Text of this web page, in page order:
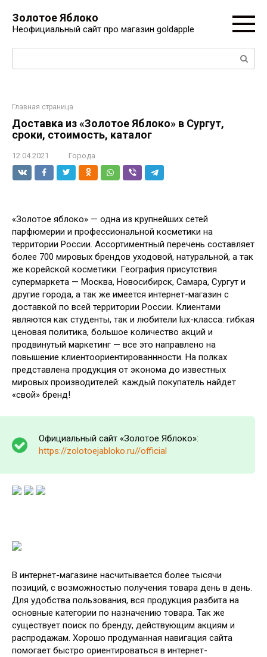
контенту
Золотое Яблоко
Неофициальный сайт про магазин goldapple
Поиск:
Главная страница
Доставка из «Золотое Яблоко» в Сургут,
сроки, стоимость, каталог
12.04.2021 Города
«Золотое яблоко» — одна из крупнейших сетей
парфюмерии и профессиональной косметики на
территории России. Ассортиментный перечень составляет
более 700 мировых брендов уходовой, натуральной, а так
же корейской косметики. География присутствия
супермаркета — Москва, Новосибирск, Самара, Сургут и
другие города, а так же имеется интернет-магазин с
доставкой по всей территории России. Клиентами
являются как студенты, так и любители lux-класса: гибкая
ценовая политика, большое количество акций и
продвинутый маркетинг — все это направлено на
повышение клиентоориентированнности. На полках
представлена продукция от эконома до известных
мировых производителей: каждый покупатель найдет
«свой» бренд!
Официальный сайт «Золотое Яблоко»:
https://zolotoejabloko.ru//official
В интернет-магазине насчитывается более тысячи
позиций, с возможностью получения товара день в день.
Для удобства пользования, вся продукция разбита на
основные категории по назначению товара. Так же
существует поиск по бренду, действующим акциям и
распродажам. Хорошо продуманная навигация сайта
помогает быстро ориентироваться в интернет-